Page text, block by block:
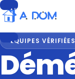
Aller
au
contenu
Aller
au
contenu
ÉQUIPES VÉRIFIÉES